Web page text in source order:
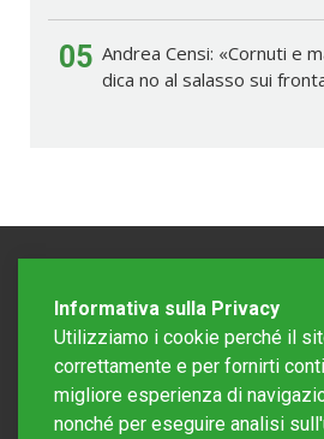
05 Andrea Censi: «Cornuti e
dica no al salasso sui
Informativa sulla Privacy
Utilizziamo i cookie perché il
correttamente e per fornirti
migliore esperienza di
nonché per eseguire analisi